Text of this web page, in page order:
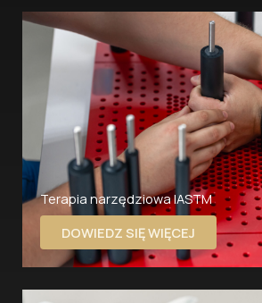
Terapia narzędziowa IASTM
DOWIEDZ SIĘ WIĘCEJ